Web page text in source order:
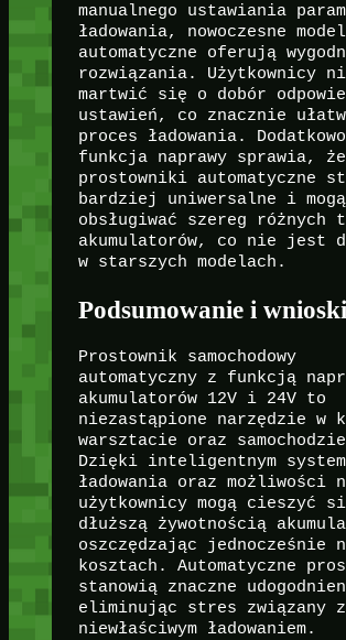
manualnego ustawiania
ładowania, nowoczesne
automatyczne oferują
rozwiązania. Użytkownicy
martwić się o dobór
ustawień, co znacznie
proces ładowania.
funkcja naprawy sprawia, że
prostowniki automatyczne
bardziej uniwersalne i mogą
obsługiwać szereg różnych
akumulatorów, co nie jest
w starszych modelach.
Podsumowanie i wnioski
Prostownik samochodowy
automatyczny z funkcją
akumulatorów 12V i 24V to
niezastąpione narzędzie w
warsztacie oraz
Dzięki inteligentnym
ładowania oraz możliwości
użytkownicy mogą cieszyć
dłuższą żywotnością
oszczędzając jednocześnie
kosztach. Automatyczne
stanowią znaczne
eliminując stres związany z
niewłaściwym ładowaniem.